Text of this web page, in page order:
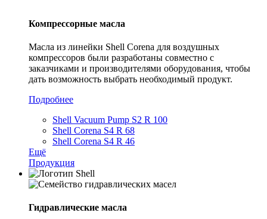
Компрессорные масла
Масла из линейки Shell Corena для воздушных
компрессоров были разработаны совместно с
заказчиками и производителями оборудования, чтобы
дать возможность выбрать необходимый продукт.
Подробнее
Shell Vacuum Pump S2 R 100
Shell Corena S4 R 68
Shell Corena S4 R 46
Ещё
Продукция
Гидравлические масла